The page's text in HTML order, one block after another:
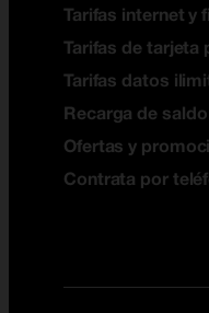
Tarifas internet y
Tarifas de tarjeta
Tarifas datos
Recarga de saldo
Ofertas y
Contrata por